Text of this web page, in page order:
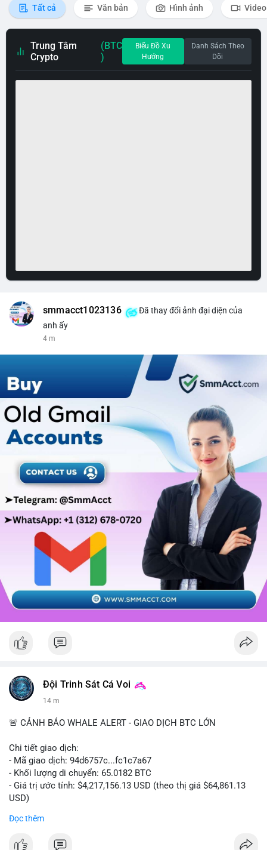
Tất cả Văn bản Hình ảnh Video
Trung Tâm
Crypto
(BTC
)
Biểu Đồ Xu
Hướng
Danh Sách Theo
Dõi
smmacct1023136
Đã thay đổi ảnh đại diện của
anh ấy
4 m
Đội Trinh Sát Cá Voi
14 m
🚨 CẢNH BÁO WHALE ALERT - GIAO DỊCH BTC LỚN
Chi tiết giao dịch:
- Mã giao dịch: 94d6757c...fc1c7a67
- Khối lượng di chuyển: 65.0182 BTC
- Giá trị ước tính: $4,217,156.13 USD (theo thị giá $64,861.13
USD)
Đọc thêm